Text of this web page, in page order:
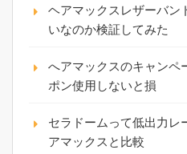
ヘアマックスレザーバン
いなのか検証してみた
へアマックスのキャンペ
ポン使用しないと損
セラドームって低出力レ
アマックスと比較